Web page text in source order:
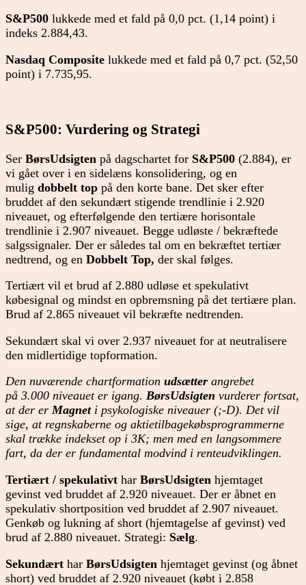
S&P500 lukkede med et fald på 0,0 pct. (1,14 point) i
indeks 2.884,43.
Nasdaq Composite lukkede med et fald på 0,7 pct. (52,50
point) i 7.735,95.
S&P500: Vurdering og Strategi
Ser BørsUdsigten på dagschartet for S&P500 (2.884), er
vi gået over i en sidelæns konsolidering, og en
mulig dobbelt top på den korte bane. Det sker efter
bruddet af den sekundært stigende trendlinie i 2.920
niveauet, og efterfølgende den tertiære horisontale
trendlinie i 2.907 niveauet. Begge udløste / bekræftede
salgssignaler. Der er således tal om en bekræftet tertiær
nedtrend, og en Dobbelt Top, der skal følges.
Tertiært vil et brud af 2.880 udløse et spekulativt
købesignal og mindst en opbremsning på det tertiære plan.
Brud af 2.865 niveauet vil bekræfte nedtrenden.
Sekundært skal vi over 2.937 niveauet for at neutralisere
den midlertidige topformation.
Den nuværende chartformation udsætter angrebet
på 3.000 niveauet er igang. BørsUdsigten vurderer fortsat,
at der erMagneti psykologiske niveauer (;-D). Det vil
sige, at regnskaberne og aktietilbagekøbsprogrammerne
skal trække indekset op i 3K; men med en langsommere
fart, da der er fundamental modvind i renteudviklingen.
Tertiært / spekulativt har BørsUdsigten hjemtaget
gevinst ved bruddet af 2.920 niveauet. Der er åbnet en
spekulativ shortposition ved bruddet af 2.907 niveauet.
Genkøb og lukning af short (hjemtagelse af gevinst) ved
brud af 2.880 niveauet. Strategi: Sælg.
Sekundært har BørsUdsigten hjemtaget gevinst (og åbnet
short) ved bruddet af 2.920 niveauet (købt i 2.858